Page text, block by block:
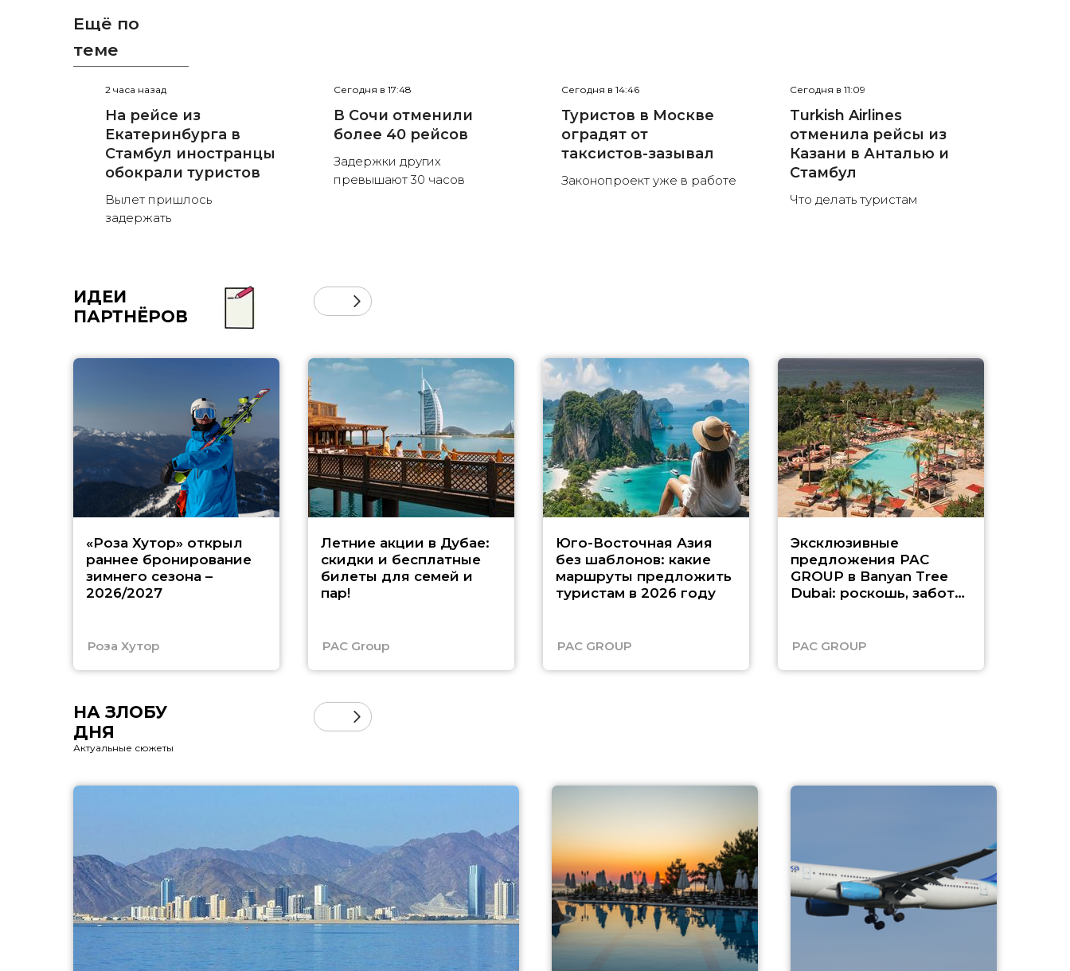
Ещё по
теме
2 часа назад
На рейсе из
Екатеринбурга в
Стамбул иностранцы
обокрали туристов
Вылет пришлось
задержать
Сегодня в 17:48
В Сочи отменили
более 40 рейсов
Задержки других
превышают 30 часов
Сегодня в 14:46
Туристов в Москве
оградят от
таксистов-зазывал
Законопроект уже в работе
Сегодня в 11:09
Turkish Airlines
отменила рейсы из
Казани в Анталью и
Стамбул
Что делать туристам
ИДЕИ
ПАРТНЁРОВ
«Роза Хутор» открыл
раннее бронирование
зимнего сезона –
2026/2027
Роза Хутор
Летние акции в Дубае:
скидки и бесплатные
билеты для семей и
пар!
PAC Group
Юго-Восточная Азия
без шаблонов: какие
маршруты предложить
туристам в 2026 году
PAC GROUP
Эксклюзивные
предложения PAC
GROUP в Banyan Tree
Dubai: роскошь, забота
PAC GROUP
НА ЗЛОБУ
ДНЯ
Актуальные сюжеты